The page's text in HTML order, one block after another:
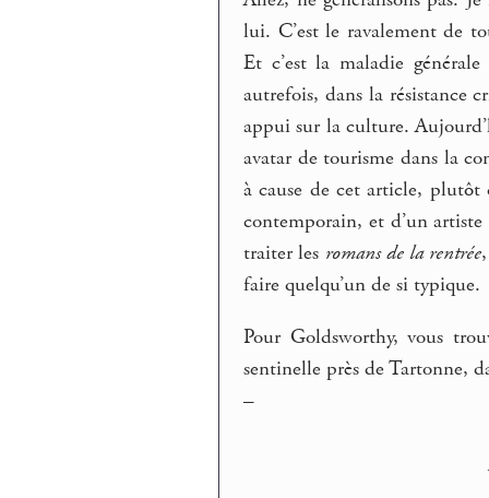
lui. C’est le ravalement de
Et c’est la maladie
autrefois, dans la résistance
appui sur la culture.
avatar de tourisme dans la
à cause de cet article, plutôt
contemporain, et d’un
traiter les romans de la rentrée
faire quelqu’un de si typique.
Pour Goldsworthy, vous
sentinelle près de Tartonne,
–